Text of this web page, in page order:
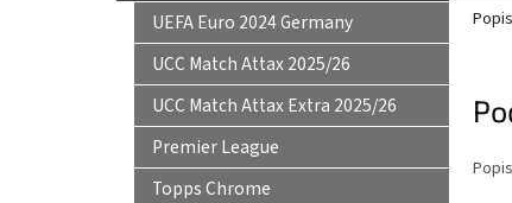
UEFA Euro 2024 Germany
UCC Match Attax 2025/26
UCC Match Attax Extra 2025/26
Premier League
Topps Chrome
Popis